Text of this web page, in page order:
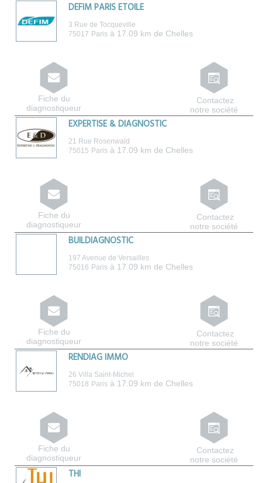
DEFIM PARIS ETOILE
3 Rue de Tocqueville
75017 Paris à 17.09 km de Chelles
Contactez
notre société
Fiche du
diagnostiqueur
EXPERTISE & DIAGNOSTIC
21 Rue Rosenwald
75015 Paris à 17.09 km de Chelles
Contactez
notre société
Fiche du
diagnostiqueur
BUILDIAGNOSTIC
197 Avenue de Versailles
75016 Paris à 17.09 km de Chelles
Contactez
notre société
Fiche du
diagnostiqueur
RENDIAG IMMO
26 Villa Saint-Michel
75018 Paris à 17.09 km de Chelles
Contactez
notre société
Fiche du
diagnostiqueur
THI